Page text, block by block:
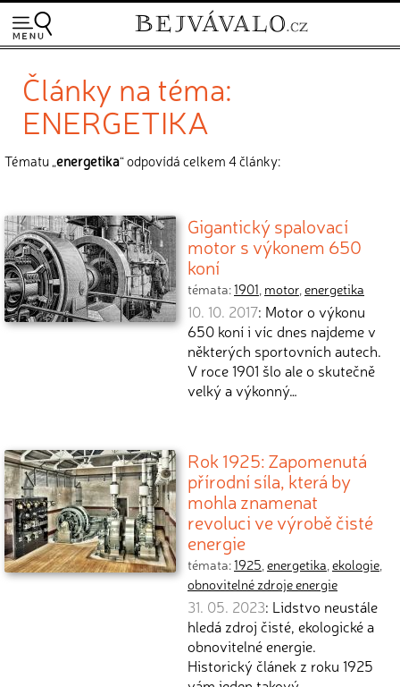
Články na téma:
ENERGETIKA
Tématu „energetika“ odpovídá celkem 4 články:
Gigantický spalovací
motor s výkonem 650
koní
témata:1901, motor,energetika
10. 10. 2017: Motor o výkonu
650 koní i víc dnes najdeme v
některých sportovních autech.
V roce 1901 šlo ale o skutečně
velký a výkonný…
Rok 1925: Zapomenutá
přírodní síla, která by
mohla znamenat
revoluci ve výrobě čisté
energie
témata:1925,energetika,ekologie,
obnovitelné zdroje energie
31. 05. 2023: Lidstvo neustále
hledá zdroj čisté, ekologické a
obnovitelné energie.
Historický článek z roku 1925